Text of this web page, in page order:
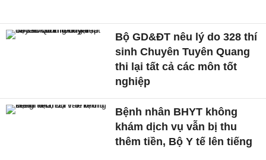
Bộ GD&ĐT nêu lý do 328 thí
sinh Chuyên Tuyên Quang
thi lại tất cả các môn tốt
nghiệp
Bệnh nhân BHYT không
khám dịch vụ vẫn bị thu
thêm tiền, Bộ Y tế lên tiếng